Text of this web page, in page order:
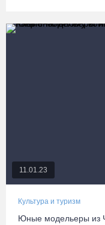
11.01.23
Культура и туризм
Юные модельеры из